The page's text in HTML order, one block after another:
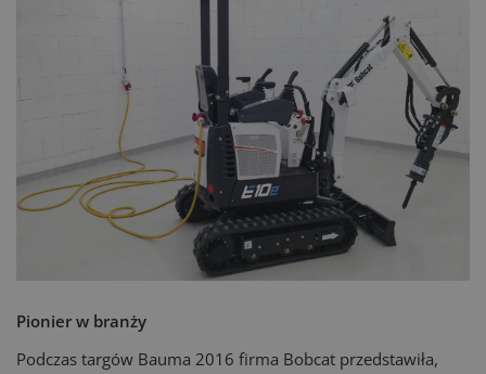
Pionier w branży
Podczas targów Bauma 2016 firma Bobcat przedstawiła,